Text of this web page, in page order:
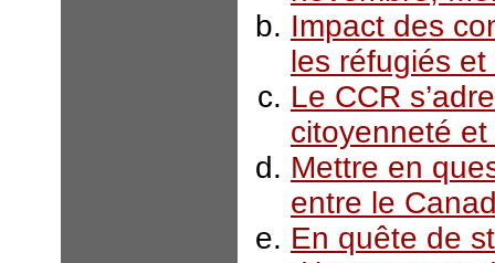
Impact des
les réfugiés
Le CCR
citoyenneté et
Mettre en
entre le
En quête de